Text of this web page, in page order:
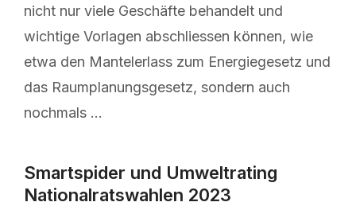
nicht nur viele Geschäfte behandelt und
wichtige Vorlagen abschliessen können, wie
etwa den Mantelerlass zum Energiegesetz und
das Raumplanungsgesetz, sondern auch
nochmals …
Smartspider und Umweltrating
Nationalratswahlen 2023